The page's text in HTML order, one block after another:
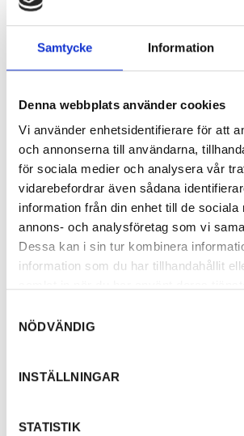
Samtycke Information
Denna webbplats använder cookies
Vi använder enhetsidentifierare för att
och annonserna till användarna,
för sociala medier och analysera vår
vidarebefordrar även sådana
information från din enhet till de sociala
annons- och analysföretag som vi
Dessa kan i sin tur kombinera
information som du har tillhandahållit
NÖDVÄNDIG
INSTÄLLNINGAR
STATISTIK
Lounge med sittgrupper.
Möjlighet att köpa dryck och
Vad är padel?
Padel är en racketsport som kan
blandning mellan tennis och
padel blivit en mycket populär
Sverige.
Det är en social sportaktivitet som
är lätt att komma igång med och som
efter prestationsnivå.